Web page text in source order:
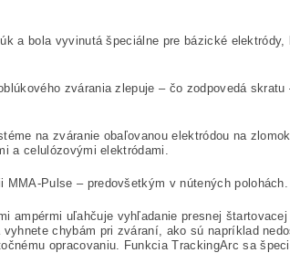
a bola vyvinutá špeciálne pre bázické elektródy,
zvárania zlepuje – čo zodpovedá skratu
na zváranie obaľovanou elektródou na
a celulózovými elektródami.
Pulse – predovšetkým v nútených polohách.
ampérmi uľahčuje vyhľadanie presnej štartovacej
chybám pri zváraní, ako sú napríklad
opracovaniu. Funkcia TrackingArc sa